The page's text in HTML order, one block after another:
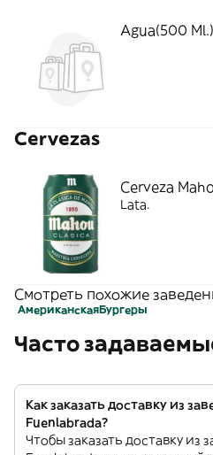
Agua(500 Ml.)
Cervezas
Cerveza
Lata.
Смотреть похожие
АмериканскаяБургеры
Часто
Как заказать доставку из
Fuenlabrada?
Чтобы заказать доставку из